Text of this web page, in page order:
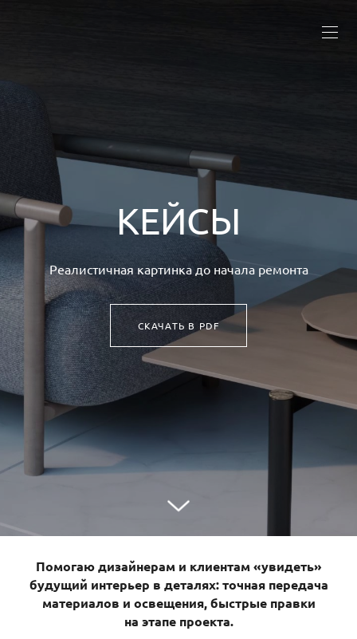
КЕЙСЫ
Реалистичная картинка до начала ремонта
СКАЧАТЬ В PDF
Помогаю дизайнерам и клиентам «увидеть»
будущий интерьер в деталях: точная передача
материалов и освещения, быстрые правки
на этапе проекта.